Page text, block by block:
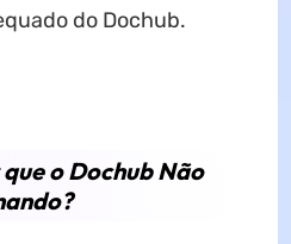
do Dochub.
o Dochub Não